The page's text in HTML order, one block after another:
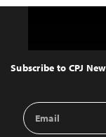
Top
Subscribe to CPJ
Email
Address